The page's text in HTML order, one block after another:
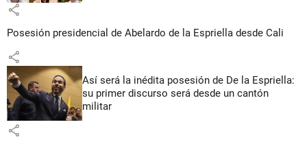
share
Posesión presidencial de Abelardo de la Espriella desde Cali
share
Así será la inédita posesión de De la Espriella:
su primer discurso será desde un cantón
militar
share